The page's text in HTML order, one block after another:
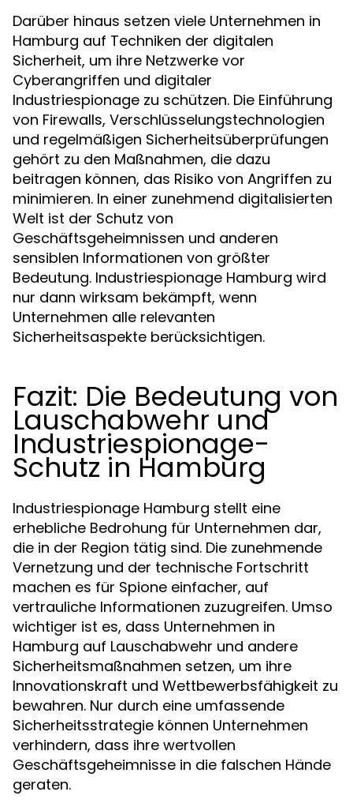
Darüber hinaus setzen viele Unternehmen in
Hamburg auf Techniken der digitalen
Sicherheit, um ihre Netzwerke vor
Cyberangriffen und digitaler
Industriespionage zu schützen. Die Einführung
von Firewalls, Verschlüsselungstechnologien
und regelmäßigen Sicherheitsüberprüfungen
gehört zu den Maßnahmen, die dazu
beitragen können, das Risiko von Angriffen zu
minimieren. In einer zunehmend digitalisierten
Welt ist der Schutz von
Geschäftsgeheimnissen und anderen
sensiblen Informationen von größter
Bedeutung. Industriespionage Hamburg wird
nur dann wirksam bekämpft, wenn
Unternehmen alle relevanten
Sicherheitsaspekte berücksichtigen.
Fazit: Die Bedeutung von
Lauschabwehr und
Industriespionage-
Schutz in Hamburg
Industriespionage Hamburg stellt eine
erhebliche Bedrohung für Unternehmen dar,
die in der Region tätig sind. Die zunehmende
Vernetzung und der technische Fortschritt
machen es für Spione einfacher, auf
vertrauliche Informationen zuzugreifen. Umso
wichtiger ist es, dass Unternehmen in
Hamburg auf Lauschabwehr und andere
Sicherheitsmaßnahmen setzen, um ihre
Innovationskraft und Wettbewerbsfähigkeit zu
bewahren. Nur durch eine umfassende
Sicherheitsstrategie können Unternehmen
verhindern, dass ihre wertvollen
Geschäftsgeheimnisse in die falschen Hände
geraten.